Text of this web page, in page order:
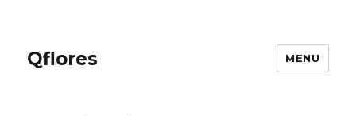
Qflores MENU